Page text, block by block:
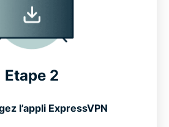
Etape 2
l’appli ExpressVPN